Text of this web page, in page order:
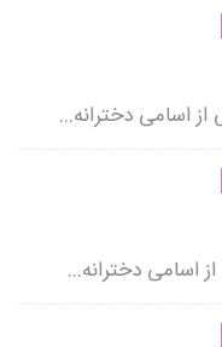
اسامی دخترانه…
اسامی دخترانه…